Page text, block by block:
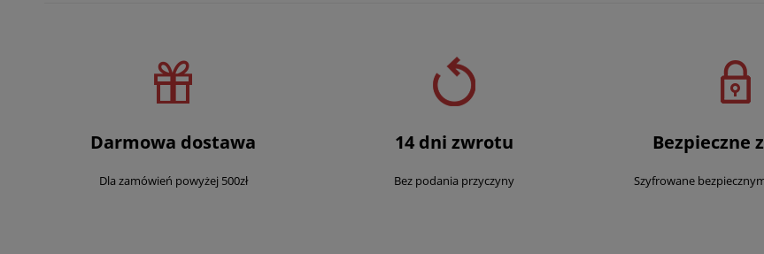
Darmowa dostawa
Dla zamówień powyżej 500zł
14 dni zwrotu
Bez podania przyczyny
Bezpieczne
Szyfrowane